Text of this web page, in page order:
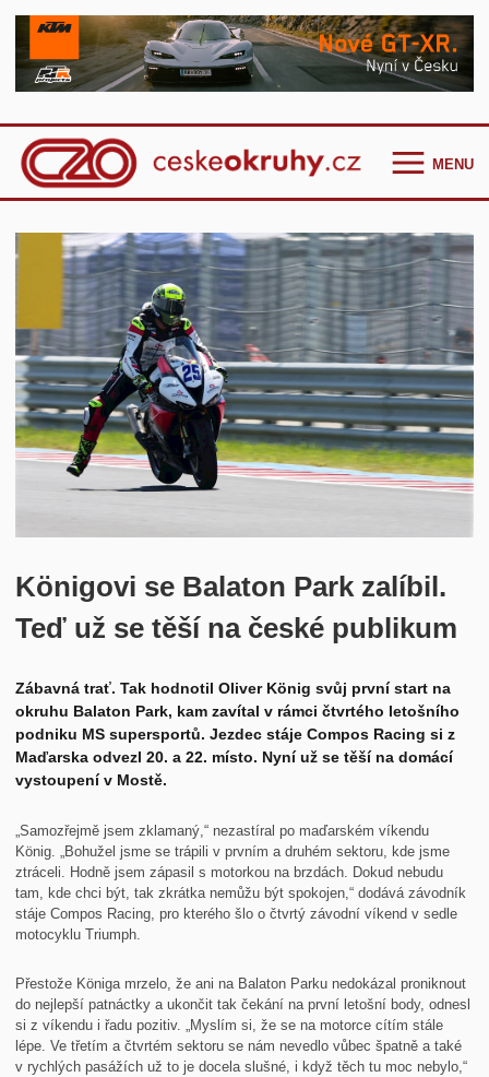
MENU
Češi ve světě
GT Cup Series
TCR Eastern Europe
F4 CEZ
Clio Cup Bohemia
Ostatní
Kontakt
Königovi se Balaton Park zalíbil.
Teď už se těší na české publikum
Zábavná trať. Tak hodnotil Oliver König svůj první start na
okruhu Balaton Park, kam zavítal v rámci čtvrtého letošního
podniku MS supersportů. Jezdec stáje Compos Racing si z
Maďarska odvezl 20. a 22. místo. Nyní už se těší na domácí
vystoupení v Mostě.
„Samozřejmě jsem zklamaný,“ nezastíral po maďarském víkendu
König. „Bohužel jsme se trápili v prvním a druhém sektoru, kde jsme
ztráceli. Hodně jsem zápasil s motorkou na brzdách. Dokud nebudu
tam, kde chci být, tak zkrátka nemůžu být spokojen,“ dodává závodník
stáje Compos Racing, pro kterého šlo o čtvrtý závodní víkend v sedle
motocyklu Triumph.
Přestože Königa mrzelo, že ani na Balaton Parku nedokázal proniknout
do nejlepší patnáctky a ukončit tak čekání na první letošní body, odnesl
si z víkendu i řadu pozitiv. „Myslím si, že se na motorce cítím stále
lépe. Ve třetím a čtvrtém sektoru se nám nevedlo vůbec špatně a také
v rychlých pasážích už to je docela slušné, i když těch tu moc nebylo,“